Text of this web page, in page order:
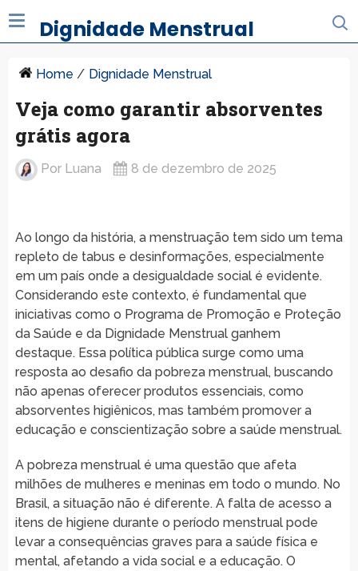
Dignidade Menstrual
Home / Dignidade Menstrual
Veja como garantir absorventes
grátis agora
Por Luana 8 de dezembro de 2025
Ao longo da história, a menstruação tem sido um tema
repleto de tabus e desinformações, especialmente
em um país onde a desigualdade social é evidente.
Considerando este contexto, é fundamental que
iniciativas como o Programa de Promoção e Proteção
da Saúde e da Dignidade Menstrual ganhem
destaque. Essa política pública surge como uma
resposta ao desafio da pobreza menstrual, buscando
não apenas oferecer produtos essenciais, como
absorventes higiênicos, mas também promover a
educação e conscientização sobre a saúde menstrual.
A pobreza menstrual é uma questão que afeta
milhões de mulheres e meninas em todo o mundo. No
Brasil, a situação não é diferente. A falta de acesso a
itens de higiene durante o período menstrual pode
levar a consequências graves para a saúde física e
mental, afetando a vida social e a educação. O